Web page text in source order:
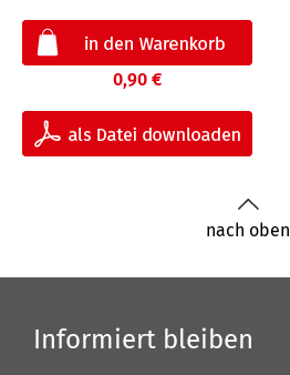
0,90 €
nach oben
Informiert bleiben